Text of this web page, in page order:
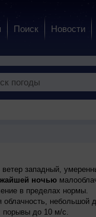
Поиск Новости
западный,
ночью
в пределах нормы.
облачность, небольшой
порывы до 10 м/с.